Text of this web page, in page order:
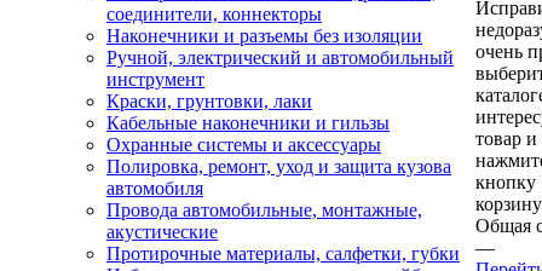
соединители, коннекторы
Наконечники и разъемы без изоляции
Ручной, электрический и автомобильный
инструмент
Краски, грунтовки, лаки
Кабельные наконечники и гильзы
Охранные системы и аксессуары
Полировка, ремонт, уход и защита кузова
автомобиля
Провода автомобильные, монтажные,
акустические
Протирочные материалы, салфетки, губки
очень
товар и
кнопку
Общая
—